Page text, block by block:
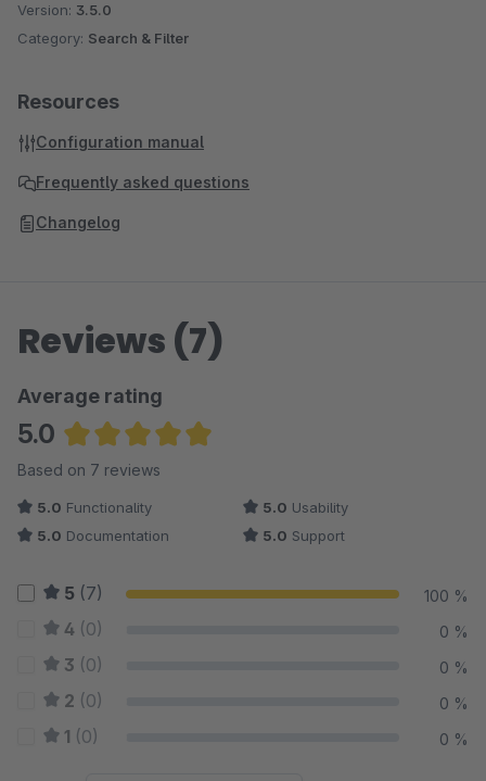
Version: 3.5.0
Category: Search & Filter
Resources
Configuration manual
Frequently asked questions
Changelog
Reviews (7)
Average rating
5.0
Average rating of 5 out of 5 stars
Based on 7 reviews
5.0 Functionality 5.0 Usability
5.0 Documentation 5.0 Support
5 (7) 100 %
4 (0) 0 %
3 (0) 0 %
2 (0) 0 %
1 (0) 0 %